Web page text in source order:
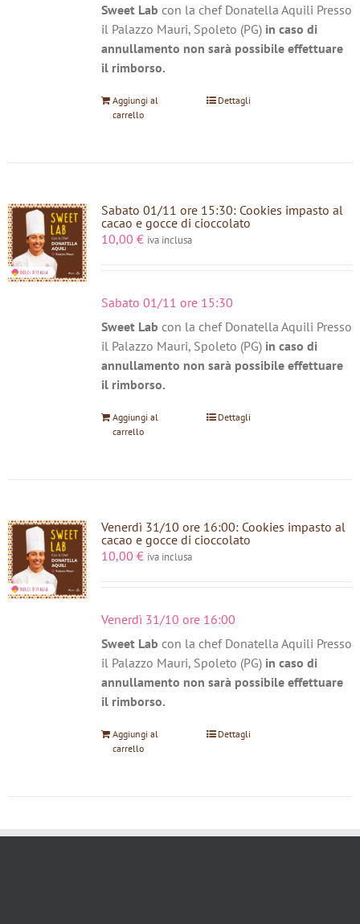
Sweet Lab con la chef Donatella Aquili Presso
il Palazzo Mauri, Spoleto (PG) in caso di
annullamento non sarà possibile effettuare
il rimborso.
Aggiungi al
carrello
Dettagli
Sabato 01/11 ore 15:30: Cookies impasto al
cacao e gocce di cioccolato
10,00 € iva inclusa
Sabato 01/11 ore 15:30
Sweet Lab con la chef Donatella Aquili Presso
il Palazzo Mauri, Spoleto (PG) in caso di
annullamento non sarà possibile effettuare
il rimborso.
Aggiungi al
carrello
Dettagli
Venerdì 31/10 ore 16:00: Cookies impasto al
cacao e gocce di cioccolato
10,00 € iva inclusa
Venerdì 31/10 ore 16:00
Sweet Lab con la chef Donatella Aquili Presso
il Palazzo Mauri, Spoleto (PG) in caso di
annullamento non sarà possibile effettuare
il rimborso.
Aggiungi al
carrello
Dettagli